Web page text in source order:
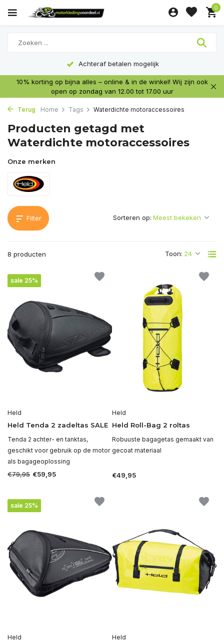
0
Achteraf betalen mogelijk
10% korting op bijna alles – online & in de winkel! Wij zijn ook
open op zondag van 12.00 tot 17.00 uur
Terug Home Tags Waterdichte motoraccessoires
Producten getagd met
Waterdichte motoraccessoires
Onze merken
Filter
8 producten Toon:
Sorteren op:
sale 25%
Held
Held Tenda 2 zadeltas SALE
Tenda 2 achter- en tanktas,
geschikt voor gebruik op de motor
als bagageoplossing
€79,95 €59,95
Held
Held Roll-Bag 2 roltas
Robuuste bagagetas gemaakt van
gecoat materiaal
€49,95
sale 25%
Held Held